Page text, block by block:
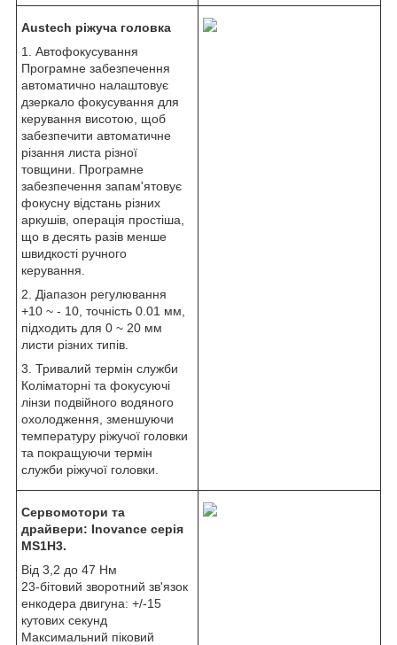
Austech ріжуча головка
1. Автофокусування
Програмне забезпечення
автоматично налаштовує
дзеркало фокусування для
керування висотою, щоб
забезпечити автоматичне
різання листа різної
товщини. Програмне
забезпечення запам'ятовує
фокусну відстань різних
аркушів, операція простіша,
що в десять разів менше
швидкості ручного
керування.
2. Діапазон регулювання
+10 ~ - 10, точність 0.01 мм,
підходить для 0 ~ 20 мм
листи різних типів.
3. Тривалий термін служби
Коліматорні та фокусуючі
лінзи подвійного водяного
охолодження, зменшуючи
температуру ріжучої головки
та покращуючи термін
служби ріжучої головки.
Сервомотори та
драйвери: Inovance серія
MS1H3.
Від 3,2 до 47 Нм
23-бітовий зворотний зв'язок
енкодера двигуна: +/-15
кутових секунд
Максимальний піковий